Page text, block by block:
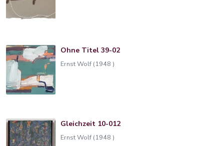
Ohne Titel 39-02
Ernst Wolf (1948 )
Gleichzeit 10-012
Ernst Wolf (1948 )